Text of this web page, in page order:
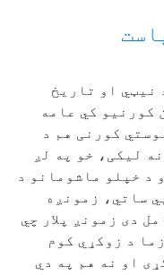
نیټي او تاریخ
کورنیو کي عامه
کورنی هم د
لیکی، خو په لږ
د خپلو ماشومانو د
ساتي، زمونږه
دی زمونږ پلار چي
د زوکړي کوم
او نه هم په دي